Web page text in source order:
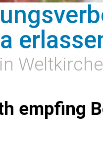
Weltkirche
empfing